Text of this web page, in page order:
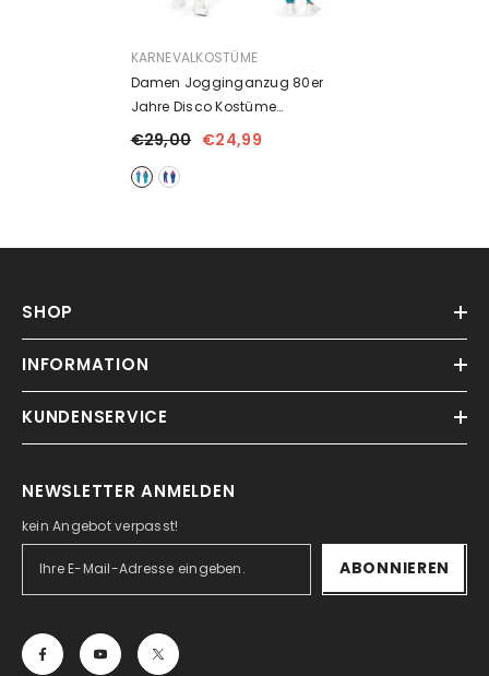
ANBIETER:
KARNEVALKOSTÜME
Damen Jogginganzug 80er
Jahre Disco Kostüme
Erwachsene Karneval Party
€29,00 €24,99
SHOP
INFORMATION
KUNDENSERVICE
NEWSLETTER ANMELDEN
kein Angebot verpasst!
ABONNIEREN